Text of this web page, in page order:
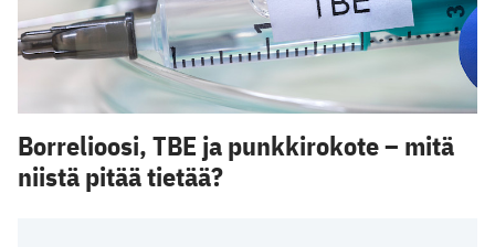
Borrelioosi, TBE ja punkkirokote – mitä
niistä pitää tietää?